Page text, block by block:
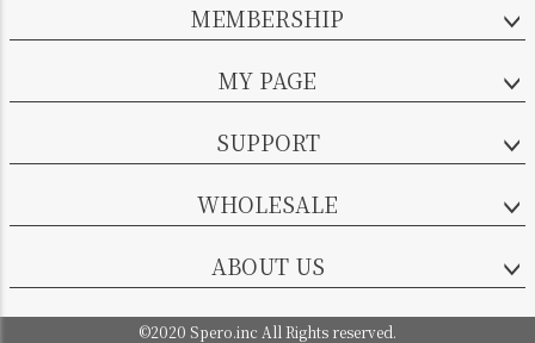
MEMBERSHIP
MY PAGE
SUPPORT
WHOLESALE
ABOUT US
©2020 Spero.inc All Rights reserved.